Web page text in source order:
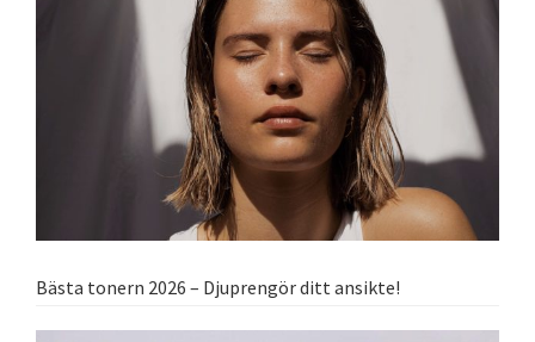
Bästa tonern 2026 – Djuprengör ditt ansikte!